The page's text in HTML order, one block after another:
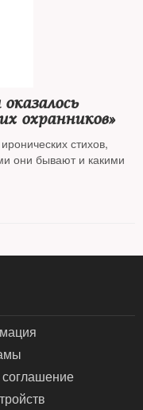
охранников»
стихов,
они бывают и какими
соглашение